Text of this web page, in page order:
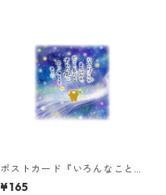
ポストカード『いろんなこと
があるけれど』
¥165